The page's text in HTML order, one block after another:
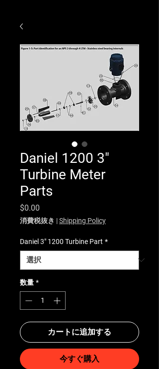
Daniel 1200 3"
Turbine Meter
Parts
$0.00
消費税抜き |Shipping Policy
Daniel 3" 1200 Turbine Part *
数量 *
カートに追加する
今すぐ購入